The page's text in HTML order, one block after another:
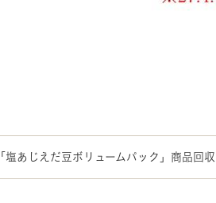
「塩あじえだ豆ボリュームパック」商品回